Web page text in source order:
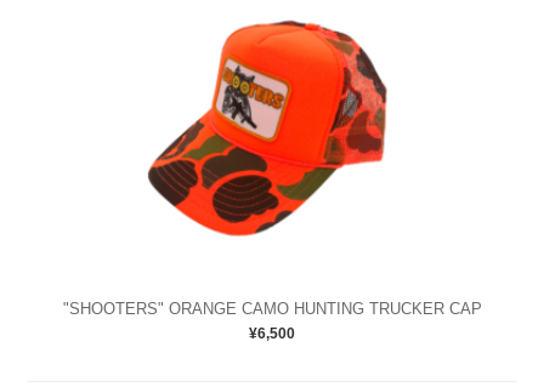
"SHOOTERS" ORANGE CAMO HUNTING TRUCKER CAP
¥6,500